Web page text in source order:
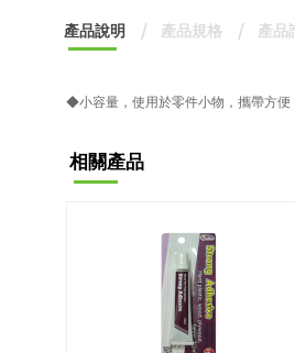
產品說明 產品規格 產品
◆小容量，使用於零件小物，攜帶方便
相關產品